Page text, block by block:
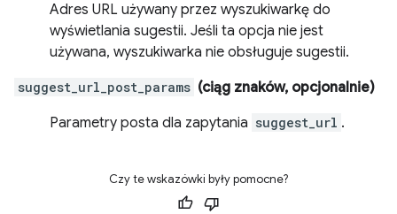
Adres URL używany przez wyszukiwarkę do
wyświetlania sugestii. Jeśli ta opcja nie jest
używana, wyszukiwarka nie obsługuje sugestii.
suggest_url_post_params (ciąg znaków, opcjonalnie)
Parametry posta dla zapytania suggest_url .
Czy te wskazówki były pomocne?